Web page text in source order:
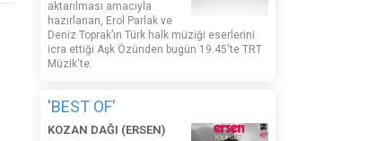
aktarılması amacıyla
hazırlanan, Erol Parlak ve
Deniz Toprak’ın Türk halk müziği eserlerini
icra ettiği Aşk Özünden bugün 19.45'te TRT
Müzik'te.
'BEST OF'
KOZAN DAĞI (ERSEN)